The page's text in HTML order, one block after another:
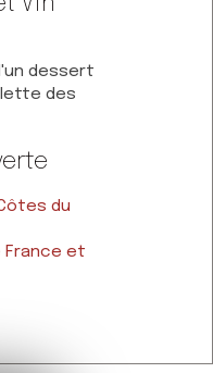
dessert
des
du
France et